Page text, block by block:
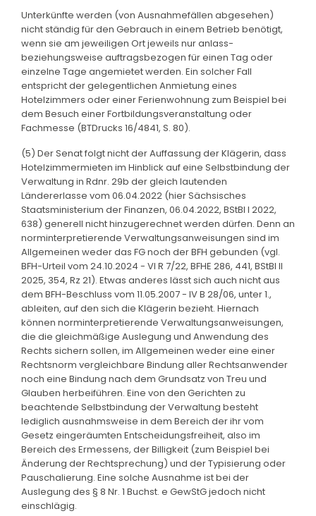
Unterkünfte werden (von Ausnahmefällen abgesehen)
nicht ständig für den Gebrauch in einem Betrieb benötigt,
wenn sie am jeweiligen Ort jeweils nur anlass-
beziehungsweise auftragsbezogen für einen Tag oder
einzelne Tage angemietet werden. Ein solcher Fall
entspricht der gelegentlichen Anmietung eines
Hotelzimmers oder einer Ferienwohnung zum Beispiel bei
dem Besuch einer Fortbildungsveranstaltung oder
Fachmesse (BTDrucks 16/4841, S. 80).
(5) Der Senat folgt nicht der Auffassung der Klägerin, dass
Hotelzimmermieten im Hinblick auf eine Selbstbindung der
Verwaltung in Rdnr. 29b der gleich lautenden
Ländererlasse vom 06.04.2022 (hier Sächsisches
Staatsministerium der Finanzen, 06.04.2022, BStBl I 2022,
638) generell nicht hinzugerechnet werden dürfen. Denn an
norminterpretierende Verwaltungsanweisungen sind im
Allgemeinen weder das FG noch der BFH gebunden (vgl.
BFH-Urteil vom 24.10.2024 - VI R 7/22, BFHE 286, 441, BStBl II
2025, 354, Rz 21). Etwas anderes lässt sich auch nicht aus
dem BFH-Beschluss vom 11.05.2007 - IV B 28/06, unter 1.,
ableiten, auf den sich die Klägerin bezieht. Hiernach
können norminterpretierende Verwaltungsanweisungen,
die die gleichmäßige Auslegung und Anwendung des
Rechts sichern sollen, im Allgemeinen weder eine einer
Rechtsnorm vergleichbare Bindung aller Rechtsanwender
noch eine Bindung nach dem Grundsatz von Treu und
Glauben herbeiführen. Eine von den Gerichten zu
beachtende Selbstbindung der Verwaltung besteht
lediglich ausnahmsweise in dem Bereich der ihr vom
Gesetz eingeräumten Entscheidungsfreiheit, also im
Bereich des Ermessens, der Billigkeit (zum Beispiel bei
Änderung der Rechtsprechung) und der Typisierung oder
Pauschalierung. Eine solche Ausnahme ist bei der
Auslegung des § 8 Nr. 1 Buchst. e GewStG jedoch nicht
einschlägig.